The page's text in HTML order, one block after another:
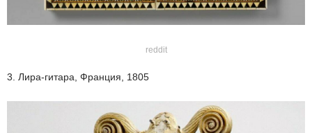
reddit
3. Лира-гитара, Франция, 1805